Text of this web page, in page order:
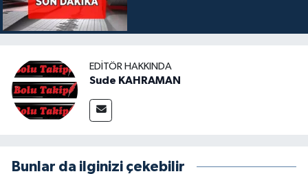
EDITÖR HAKKINDA
Sude KAHRAMAN
Bunlar da ilginizi çekebilir